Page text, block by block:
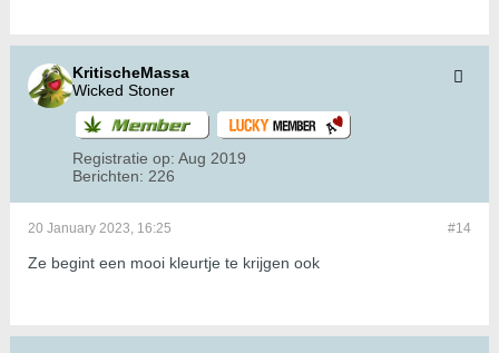
KritischeMassa
Wicked Stoner
Registratie op: Aug 2019
Berichten: 226
#14
20 January 2023, 16:25
Ze begint een mooi kleurtje te krijgen ook